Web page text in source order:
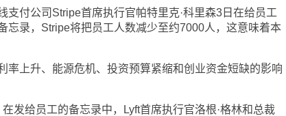
支付公司Stripe首席执行官帕特里克·科里森3日在给员工
忘录，Stripe将把员工人数减少至约7000人，这意味着本
率上升、能源危机、投资预算紧缩和创业资金短缺的影响
发给员工的备忘录中，Lyft首席执行官洛根·格林和总裁